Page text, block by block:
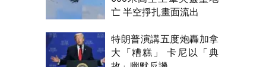
亡 半空掙扎畫面流出
特朗普演講五度炮轟加拿
大「糟糕」 卡尼以「典